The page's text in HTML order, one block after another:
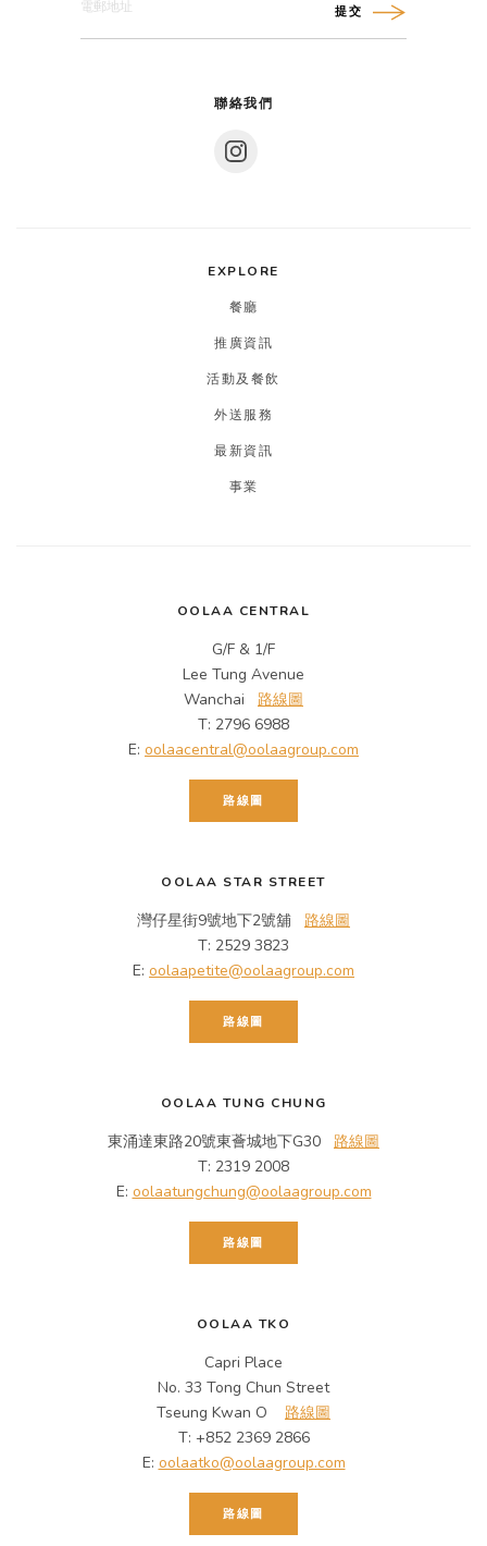
提交
聯絡我們
EXPLORE
餐廳
推廣資訊
活動及餐飲
外送服務
最新資訊
事業
OOLAA CENTRAL
G/F & 1/F
Lee Tung Avenue
Wanchai
路線圖
T: 2796 6988
E: oolaacentral@oolaagroup.com
路線圖
OOLAA STAR STREET
灣仔星街9號地下2號舖
路線圖
T: 2529 3823
E: oolaapetite@oolaagroup.com
路線圖
OOLAA TUNG CHUNG
東涌達東路20號東薈城地下G30
路線圖
T: 2319 2008
E: oolaatungchung@oolaagroup.com
路線圖
OOLAA TKO
Capri Place
No. 33 Tong Chun Street
Tseung Kwan O
路線圖
T: +852 2369 2866
E: oolaatko@oolaagroup.com
路線圖